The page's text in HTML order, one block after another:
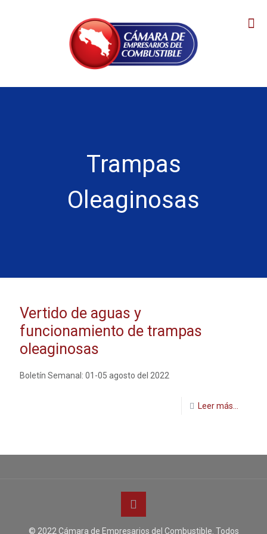
Trampas
Oleaginosas
Vertido de aguas y
funcionamiento de trampas
oleaginosas
Boletín Semanal: 01-05 agosto del 2022
Leer más...
© 2022 Cámara de Empresarios del Combustible. Todos